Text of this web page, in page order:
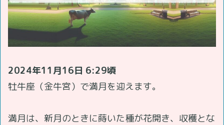
2024年11月16日 6:29頃
牡牛座（金牛宮）で満月を迎えます。
満月は、新月のときに蒔いた種が花開き、収穫とな